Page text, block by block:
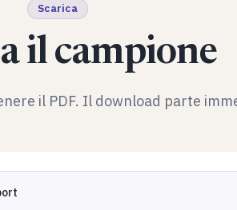
Scarica
il campione
il PDF. Il download parte